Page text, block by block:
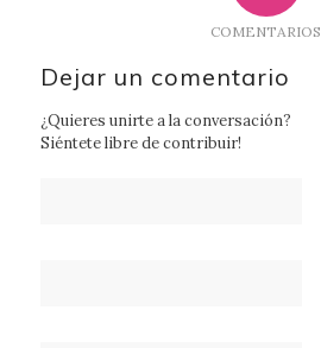
COMENTARIOS
Dejar un comentario
¿Quieres unirte a la conversación?
Siéntete libre de contribuir!